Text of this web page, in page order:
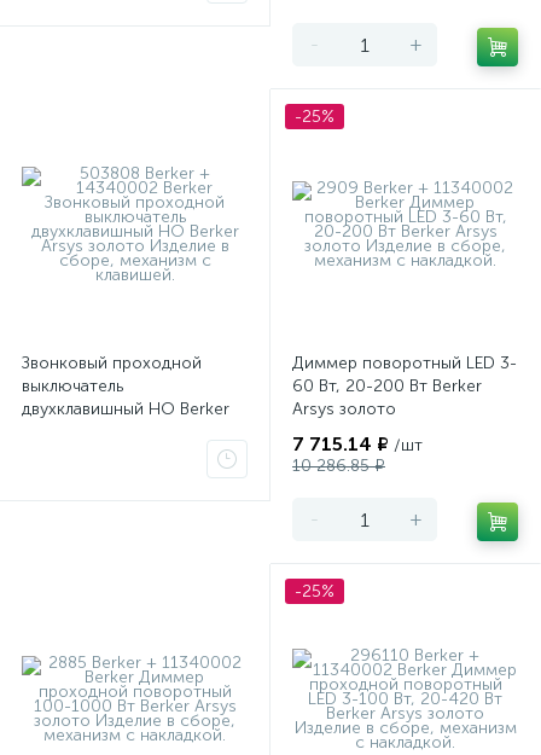
- +
Звонковый проходной
выключатель
двухклавишный НО Berker
-25%
Диммер поворотный LED 3-
60 Вт, 20-200 Вт Berker
Arsys золото
7 715.14 ₽ /шт
10 286.85 ₽
- +
-25%